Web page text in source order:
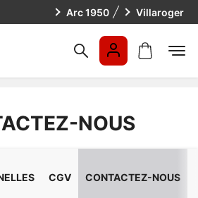
Arc 1950 Villaroger
NOUS
CGV CONTACTEZ-NOUS